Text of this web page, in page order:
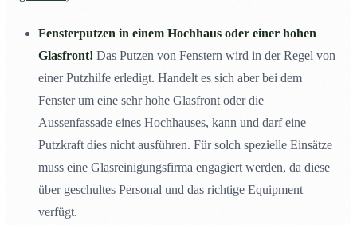
Fensterputzen in einem Hochhaus oder einer hohen
Glasfront! Das Putzen von Fenstern wird in der Regel von
einer Putzhilfe erledigt. Handelt es sich aber bei dem
Fenster um eine sehr hohe Glasfront oder die
Aussenfassade eines Hochhauses, kann und darf eine
Putzkraft dies nicht ausführen. Für solch spezielle Einsätze
muss eine Glasreinigungsfirma engagiert werden, da diese
über geschultes Personal und das richtige Equipment
verfügt.